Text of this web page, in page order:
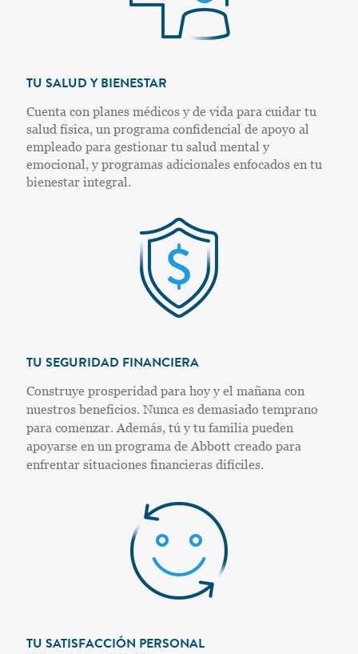
TU SALUD Y BIENESTAR
Cuenta con planes médicos y de vida para cuidar tu
salud física, un programa confidencial de apoyo al
empleado para gestionar tu salud mental y
emocional, y programas adicionales enfocados en tu
bienestar integral.
TU SEGURIDAD FINANCIERA
Construye prosperidad para hoy y el mañana con
nuestros beneficios. Nunca es demasiado temprano
para comenzar. Además, tú y tu familia pueden
apoyarse en un programa de Abbott creado para
enfrentar situaciones financieras difíciles.
TU SATISFACCIÓN PERSONAL